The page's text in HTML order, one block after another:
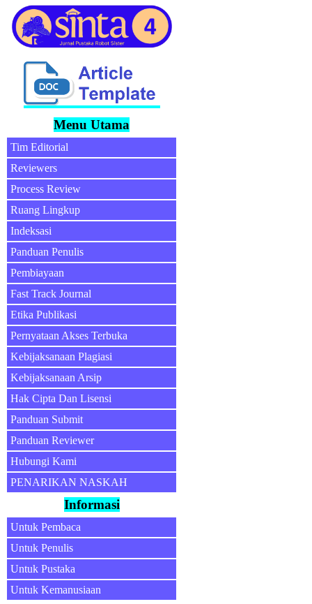
Menu Utama
Tim Editorial
Reviewers
Process Review
Ruang Lingkup
Indeksasi
Panduan Penulis
Pembiayaan
Fast Track Journal
Etika Publikasi
Pernyataan Akses Terbuka
Kebijaksanaan Plagiasi
Kebijaksanaan Arsip
Hak Cipta Dan Lisensi
Panduan Submit
Panduan Reviewer
Hubungi Kami
PENARIKAN NASKAH
Informasi
Untuk Pembaca
Untuk Penulis
Untuk Pustaka
Untuk Kemanusiaan